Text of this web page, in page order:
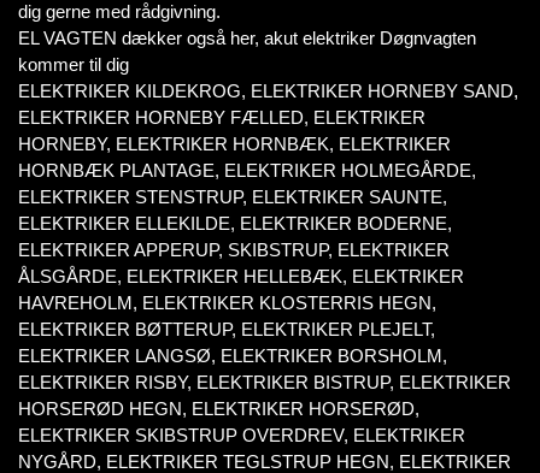
dig gerne med rådgivning.
EL VAGTEN dækker også her, akut elektriker Døgnvagten
kommer til dig
ELEKTRIKER KILDEKROG, ELEKTRIKER HORNEBY SAND,
ELEKTRIKER HORNEBY FÆLLED, ELEKTRIKER
HORNEBY, ELEKTRIKER HORNBÆK, ELEKTRIKER
HORNBÆK PLANTAGE, ELEKTRIKER HOLMEGÅRDE,
ELEKTRIKER STENSTRUP, ELEKTRIKER SAUNTE,
ELEKTRIKER ELLEKILDE, ELEKTRIKER BODERNE,
ELEKTRIKER APPERUP, SKIBSTRUP, ELEKTRIKER
ÅLSGÅRDE, ELEKTRIKER HELLEBÆK, ELEKTRIKER
HAVREHOLM, ELEKTRIKER KLOSTERRIS HEGN,
ELEKTRIKER BØTTERUP, ELEKTRIKER PLEJELT,
ELEKTRIKER LANGSØ, ELEKTRIKER BORSHOLM,
ELEKTRIKER RISBY, ELEKTRIKER BISTRUP, ELEKTRIKER
HORSERØD HEGN, ELEKTRIKER HORSERØD,
ELEKTRIKER SKIBSTRUP OVERDREV, ELEKTRIKER
NYGÅRD, ELEKTRIKER TEGLSTRUP HEGN, ELEKTRIKER